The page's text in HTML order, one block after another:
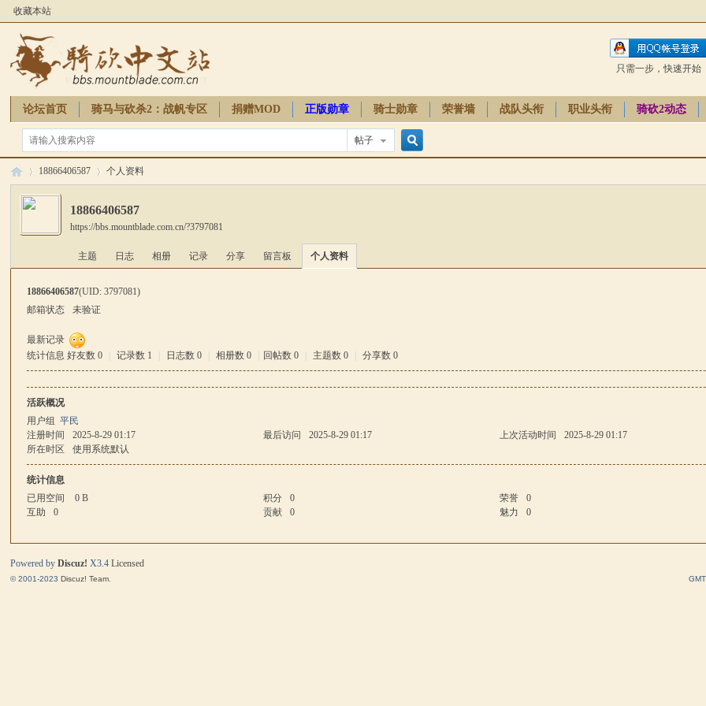
收藏本站
只需一步，快速开始
论坛首页 骑马与砍杀2：战帆专区 捐赠MOD 正版勋章 骑士勋章 荣誉墙 战队头衔 职业头衔 骑砍2动态
骑砍周边
帖子
›
18866406587 个人资料
18866406587
https://bbs.mountblade.com.cn/?3797081
主题 日志 相册 记录 分享 留言板 个人资料
18866406587(UID: 3797081)
邮箱状态
未验证
最新记录
统计信息 好友数 0 记录数 1 日志数 0 相册数 0 回帖数 0 主题数 0 分享数 0
活跃概况
用户组平民
注册时间
2025-8-29 01:17 最后访问 2025-8-29 01:17 上次活动时间
2025-8-29 01:17
所在时区
使用系统默认
统计信息
已用空间
0 B 积分 0 荣誉
0
互助
0 贡献 0 魅力 0
Powered byDiscuz! X3.4 Licensed
© 2001-2023Discuz! Team.